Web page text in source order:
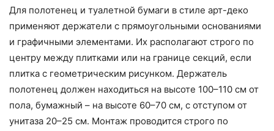
Для полотенец и туалетной бумаги в стиле арт-деко
применяют держатели с прямоугольными основаниями
и графичными элементами. Их располагают строго по
центру между плитками или на границе секций, если
плитка с геометрическим рисунком. Держатель
полотенец должен находиться на высоте 100–110 см от
пола, бумажный – на высоте 60–70 см, с отступом от
унитаза 20–25 см. Монтаж проводится строго по